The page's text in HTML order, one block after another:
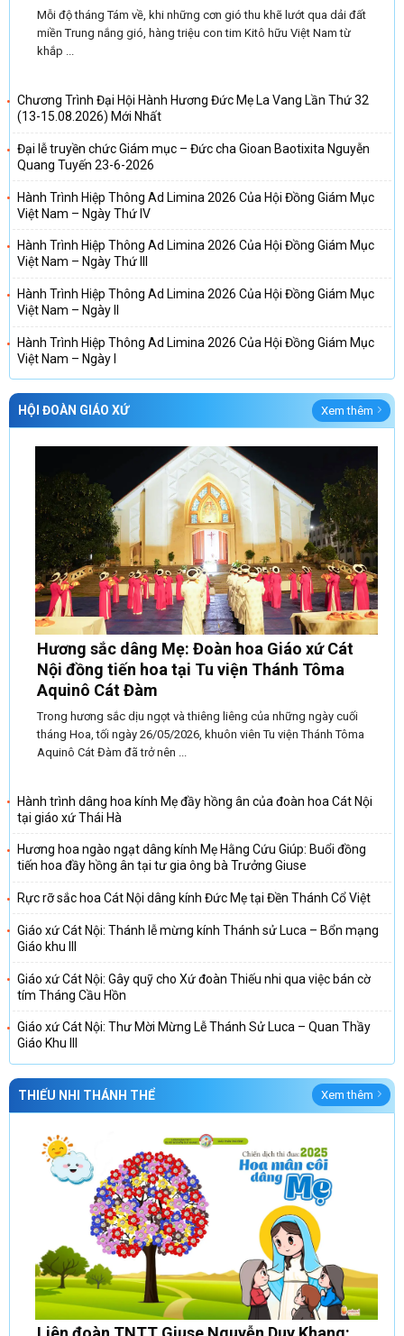
Mỗi độ tháng Tám về, khi những cơn gió thu khẽ lướt qua dải đất
miền Trung nắng gió, hàng triệu con tim Kitô hữu Việt Nam từ
khắp ...
Chương Trình Đại Hội Hành Hương Đức Mẹ La Vang Lần Thứ 32
(13-15.08.2026) Mới Nhất
Đại lễ truyền chức Giám mục – Đức cha Gioan Baotixita Nguyễn
Quang Tuyến 23-6-2026
Hành Trình Hiệp Thông Ad Limina 2026 Của Hội Đồng Giám Mục
Việt Nam – Ngày Thứ IV
Hành Trình Hiệp Thông Ad Limina 2026 Của Hội Đồng Giám Mục
Việt Nam – Ngày Thứ III
Hành Trình Hiệp Thông Ad Limina 2026 Của Hội Đồng Giám Mục
Việt Nam – Ngày II
Hành Trình Hiệp Thông Ad Limina 2026 Của Hội Đồng Giám Mục
Việt Nam – Ngày I
HỘI ĐOÀN GIÁO XỨ Xem thêm
Hương sắc dâng Mẹ: Đoàn hoa Giáo xứ Cát
Nội đồng tiến hoa tại Tu viện Thánh Tôma
Aquinô Cát Đàm
Trong hương sắc dịu ngọt và thiêng liêng của những ngày cuối
tháng Hoa, tối ngày 26/05/2026, khuôn viên Tu viện Thánh Tôma
Aquinô Cát Đàm đã trở nên ...
Hành trình dâng hoa kính Mẹ đầy hồng ân của đoàn hoa Cát Nội
tại giáo xứ Thái Hà
Hương hoa ngào ngạt dâng kính Mẹ Hằng Cứu Giúp: Buổi đồng
tiến hoa đầy hồng ân tại tư gia ông bà Trưởng Giuse
Rực rỡ sắc hoa Cát Nội dâng kính Đức Mẹ tại Đền Thánh Cổ Việt
Giáo xứ Cát Nội: Thánh lễ mừng kính Thánh sử Luca – Bổn mạng
Giáo khu III
Giáo xứ Cát Nội: Gây quỹ cho Xứ đoàn Thiếu nhi qua việc bán cờ
tím Tháng Cầu Hồn
Giáo xứ Cát Nội: Thư Mời Mừng Lễ Thánh Sử Luca – Quan Thầy
Giáo Khu III
THIẾU NHI THÁNH THỂ Xem thêm